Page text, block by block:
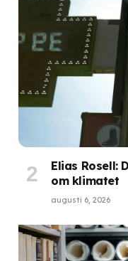
Elias Rosell:
om klimatet
augusti 6, 2026